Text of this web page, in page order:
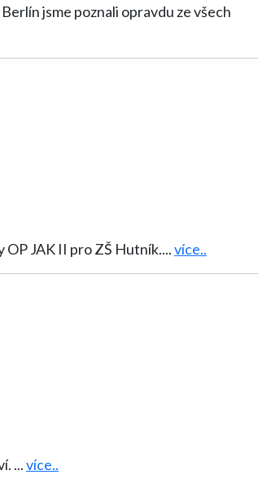
OP JAK II pro ZŠ Hutník....více..
...více..